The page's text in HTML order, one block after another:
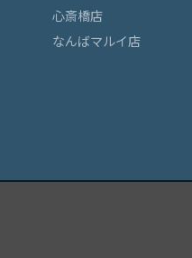
心斎橋店
なんばマルイ店